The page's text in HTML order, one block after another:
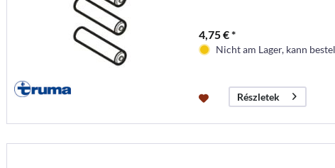
4,75 € *
Nicht am Lager, kann
Részletek